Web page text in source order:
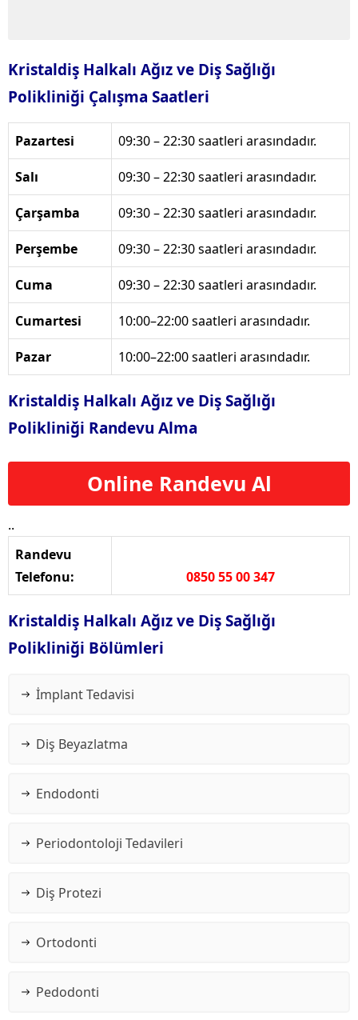
Kristaldiş Halkalı Ağız ve Diş Sağlığı
Polikliniği Çalışma Saatleri
Pazartesi 09:30 – 22:30 saatleri arasındadır.
Salı 09:30 – 22:30 saatleri arasındadır.
Çarşamba 09:30 – 22:30 saatleri arasındadır.
Perşembe 09:30 – 22:30 saatleri arasındadır.
Cuma 09:30 – 22:30 saatleri arasındadır.
Cumartesi 10:00–22:00 saatleri arasındadır.
Pazar 10:00–22:00 saatleri arasındadır.
Kristaldiş Halkalı Ağız ve Diş Sağlığı
Polikliniği Randevu Alma
Online Randevu Al
..
Randevu
Telefonu:
0850 55 00 347
Kristaldiş Halkalı Ağız ve Diş Sağlığı
Polikliniği Bölümleri
İmplant Tedavisi
Diş Beyazlatma
Endodonti
Periodontoloji Tedavileri
Diş Protezi
Ortodonti
Pedodonti